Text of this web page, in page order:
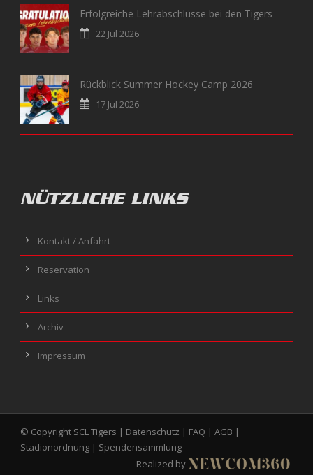
Erfolgreiche Lehrabschlüsse bei den Tigers
22 Jul 2026
Rückblick Summer Hockey Camp 2026
17 Jul 2026
NÜTZLICHE LINKS
Kontakt / Anfahrt
Reservation
Links
Archiv
Impressum
© Copyright SCL Tigers | Datenschutz | FAQ | AGB |
Stadionordnung | Spendensammlung
Realized by